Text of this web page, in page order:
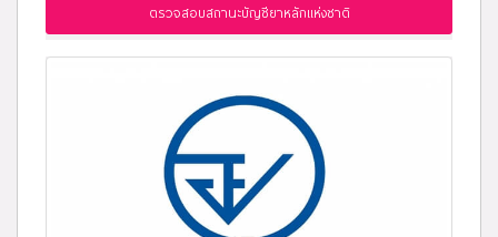
ตรวจสอบสถานะบัญชียาหลักแห่งชาติ